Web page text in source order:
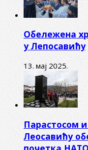
Обележена
у Лепосавићу
13. мај 2025.
Парастосом
Леосавићу